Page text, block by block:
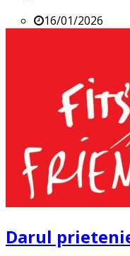
16/01/2026
Darul